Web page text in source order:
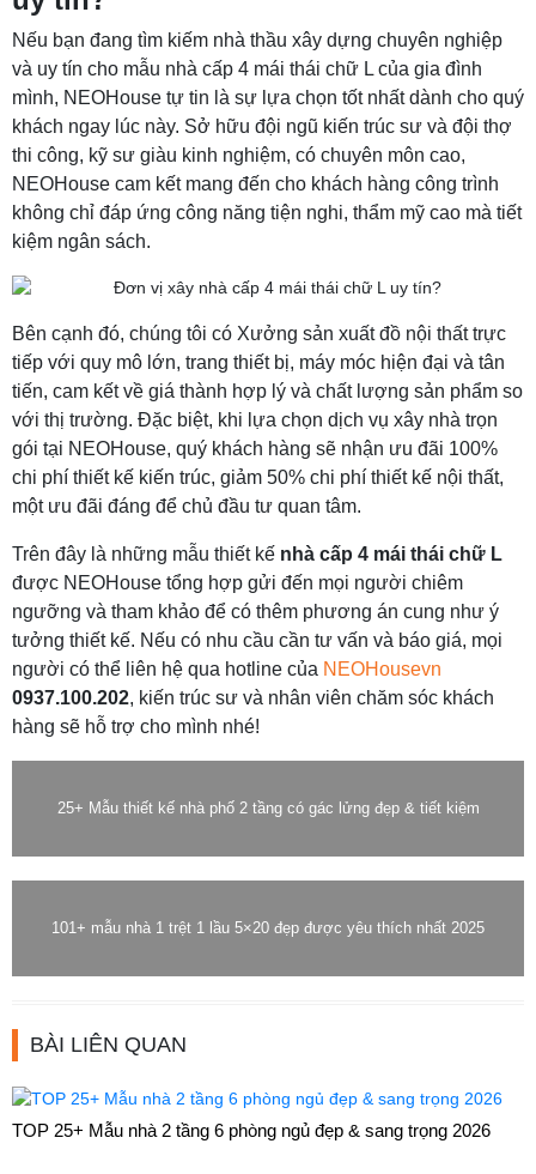
Nếu bạn đang tìm kiếm nhà thầu xây dựng chuyên nghiệp
và uy tín cho mẫu nhà cấp 4 mái thái chữ L của gia đình
mình, NEOHouse tự tin là sự lựa chọn tốt nhất dành cho quý
khách ngay lúc này. Sở hữu đội ngũ kiến trúc sư và đội thợ
thi công, kỹ sư giàu kinh nghiệm, có chuyên môn cao,
NEOHouse cam kết mang đến cho khách hàng công trình
không chỉ đáp ứng công năng tiện nghi, thẩm mỹ cao mà tiết
kiệm ngân sách.
Bên cạnh đó, chúng tôi có Xưởng sản xuất đồ nội thất trực
tiếp với quy mô lớn, trang thiết bị, máy móc hiện đại và tân
tiến, cam kết về giá thành hợp lý và chất lượng sản phẩm so
với thị trường. Đặc biệt, khi lựa chọn dịch vụ xây nhà trọn
gói tại NEOHouse, quý khách hàng sẽ nhận ưu đãi 100%
chi phí thiết kế kiến trúc, giảm 50% chi phí thiết kế nội thất,
một ưu đãi đáng để chủ đầu tư quan tâm.
Trên đây là những mẫu thiết kế nhà cấp 4 mái thái chữ L
được NEOHouse tổng hợp gửi đến mọi người chiêm
ngưỡng và tham khảo để có thêm phương án cung như ý
tưởng thiết kế. Nếu có nhu cầu cần tư vấn và báo giá, mọi
người có thể liên hệ qua hotline của NEOHousevn
0937.100.202, kiến trúc sư và nhân viên chăm sóc khách
hàng sẽ hỗ trợ cho mình nhé!
25+ Mẫu thiết kế nhà phố 2 tầng có gác lửng đẹp & tiết kiệm
101+ mẫu nhà 1 trệt 1 lầu 5×20 đẹp được yêu thích nhất 2025
BÀI LIÊN QUAN
TOP 25+ Mẫu nhà 2 tầng 6 phòng ngủ đẹp & sang trọng 2026